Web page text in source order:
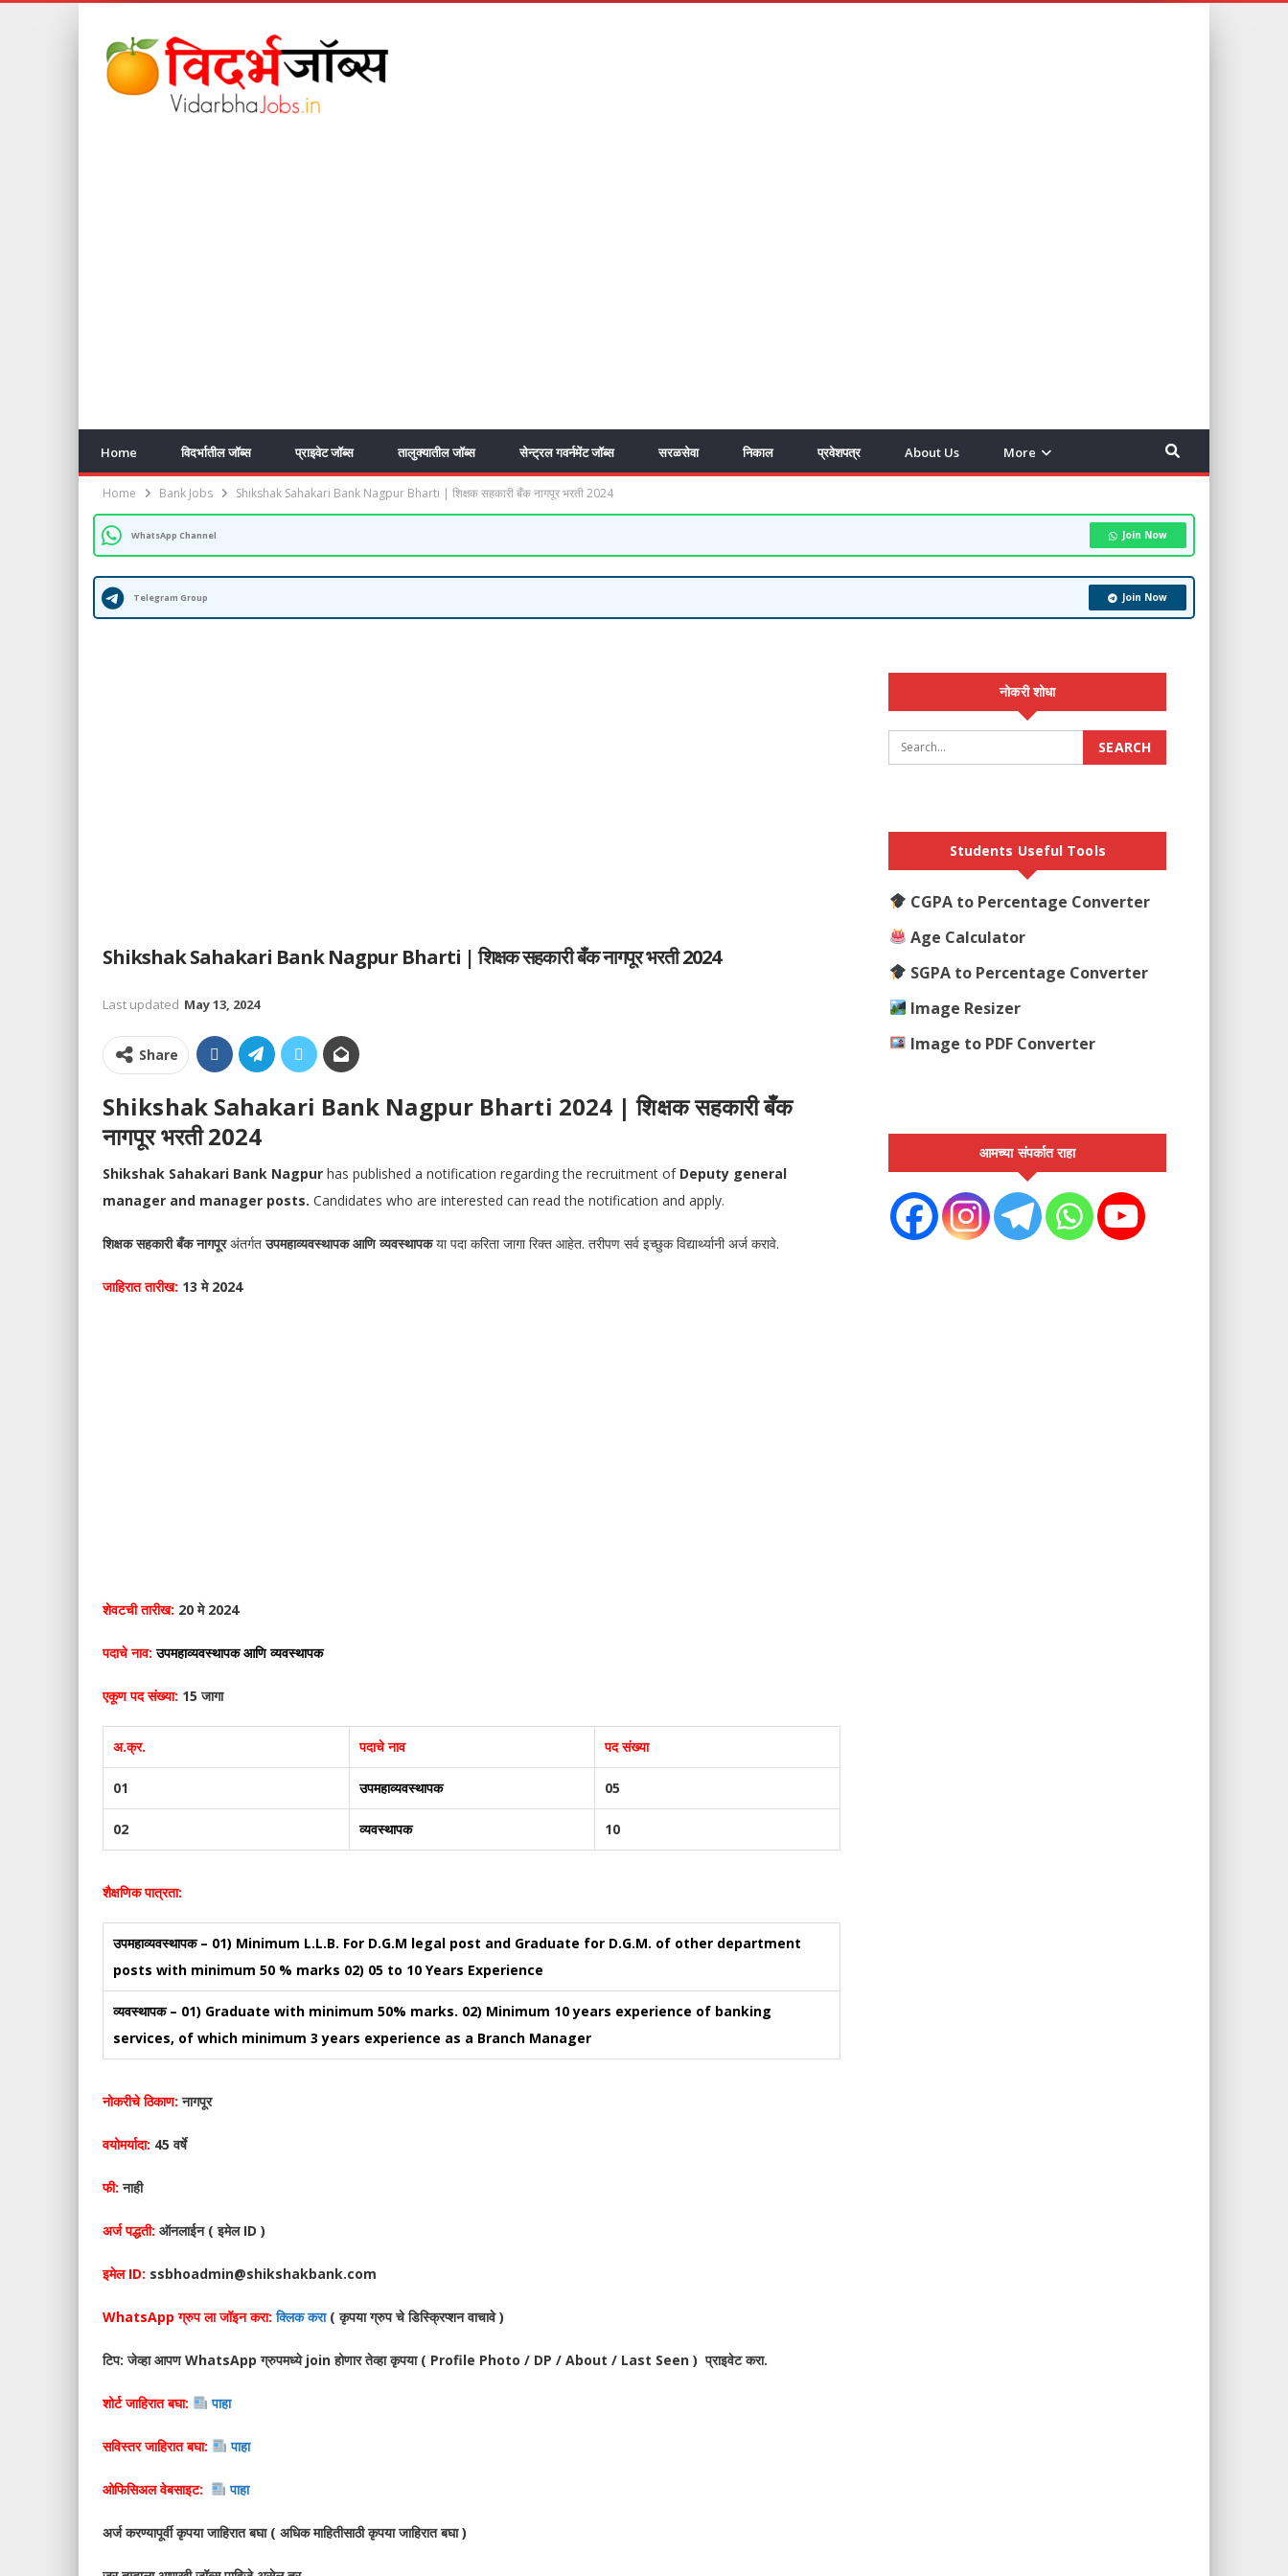
Home विदर्भातील जॉब्स प्राइवेट जॉब्स तालुक्यातील जॉब्स सेन्ट्रल गवर्नमेंट जॉब्स सरळसेवा निकाल प्रवेशपत्र About Us More
Home Bank Jobs Shikshak Sahakari Bank Nagpur Bharti | शिक्षक सहकारी बँक नागपूर भरती 2024
WhatsApp Channel Join Now
Telegram Group Join Now
Shikshak Sahakari Bank Nagpur Bharti | शिक्षक सहकारी बँक नागपूर भरती 2024
Last updated May 13, 2024
Share
Shikshak Sahakari Bank Nagpur Bharti 2024 | शिक्षक सहकारी बँक
नागपूर भरती 2024
Shikshak Sahakari Bank Nagpur has published a notification regarding the recruitment of Deputy general
manager and manager posts. Candidates who are interested can read the notification and apply.
शिक्षक सहकारी बँक नागपूरअंतर्गतउपमहाव्यवस्थापक आणि व्यवस्थापकया पदा करिता जागा रिक्त आहेत. तरीपण सर्व इच्छुक विद्यार्थ्यानी अर्ज करावे.
जाहिरात तारीख: 13 मे 2024
शेवटची तारीख: 20 मे 2024
पदाचे नाव: उपमहाव्यवस्थापक आणि व्यवस्थापक
एकूण पद संख्या: 15 जागा
अ.क्र. पदाचे नाव पद संख्या
01 उपमहाव्यवस्थापक 05
02 व्यवस्थापक 10
शैक्षणिक पात्रता:
उपमहाव्यवस्थापक – 01) Minimum L.L.B. For D.G.M legal post and Graduate for D.G.M. of other department
posts with minimum 50 % marks 02) 05 to 10 Years Experience
व्यवस्थापक – 01) Graduate with minimum 50% marks. 02) Minimum 10 years experience of banking
services, of which minimum 3 years experience as a Branch Manager
नोकरीचे ठिकाण:नागपूर
वयोमर्यादा: 45 वर्षे
फी: नाही
अर्ज पद्धती: ऑनलाईन ( इमेल ID )
इमेल ID: ssbhoadmin@shikshakbank.com
WhatsApp ग्रुप ला जॉइन करा: क्लिक करा ( कृपया ग्रुप चे डिस्क्रिप्शन वाचावे )
टिप: जेव्हा आपण WhatsApp ग्रुपमध्ये join होणार तेव्हा कृपया ( Profile Photo / DP / About / Last Seen ) प्राइवेट करा.
शोर्ट जाहिरात बघा: पाहा
सविस्तर जाहिरात बघा: पाहा
ओफिसिअल वेबसाइट: पाहा
अर्ज करण्यापूर्वी कृपया जाहिरात बघा ( अधिक माहितीसाठी कृपया जाहिरात बघा )
नोकरी शोधा
Students Useful Tools
CGPA to Percentage Converter
Age Calculator
SGPA to Percentage Converter
Image Resizer
Image to PDF Converter
आमच्या संपर्कात राहा